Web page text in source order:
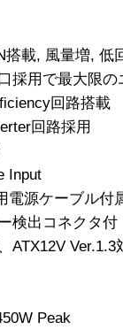
搭載, 風量増, 低
採用で最大限の
回路搭載
回路採用
Input
電源ケーブル付
検出コネクタ付
ATX12V Ver.1.3
Peak